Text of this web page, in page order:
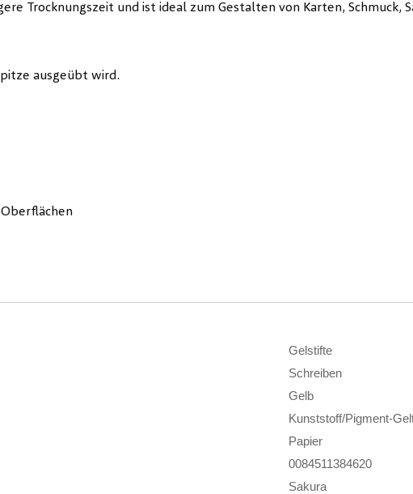
Trocknungszeit und ist ideal zum Gestalten von Karten, Schmuck,
ausgeübt wird.
Gelstifte
Schreiben
Gelb
Kunststoff/Pigment-
Papier
0084511384620
Sakura